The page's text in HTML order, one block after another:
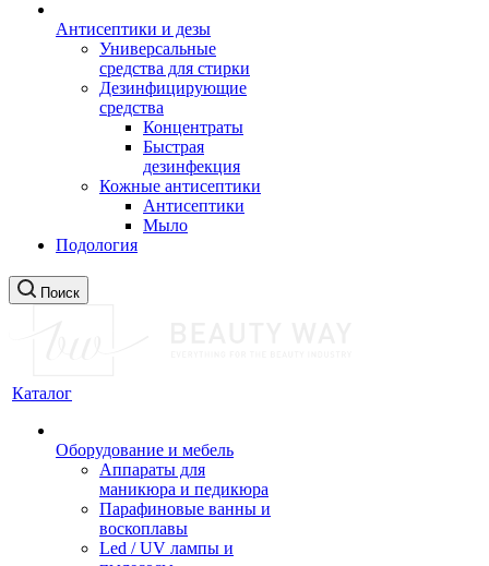
Антисептики и дезы
Универсальные
средства для стирки
Дезинфицирующие
средства
Концентраты
Быстрая
дезинфекция
Кожные антисептики
Антисептики
Мыло
Подология
Поиск
Каталог
Оборудование и мебель
Аппараты для
маникюра и педикюра
Парафиновые ванны и
воскоплавы
Led / UV лампы и